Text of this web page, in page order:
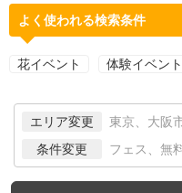
よく使われる検索条件
花イベント 体験イベント
エリア変更 東京、大阪
条件変更 フェス、無